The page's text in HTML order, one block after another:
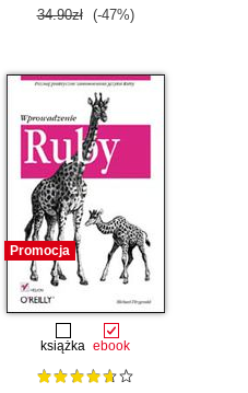
34.90zł (-47%)
Promocja
książka ebook